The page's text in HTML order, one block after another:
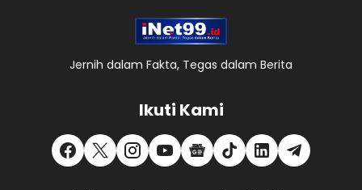
Jernih dalam Fakta, Tegas dalam Berita
Ikuti Kami